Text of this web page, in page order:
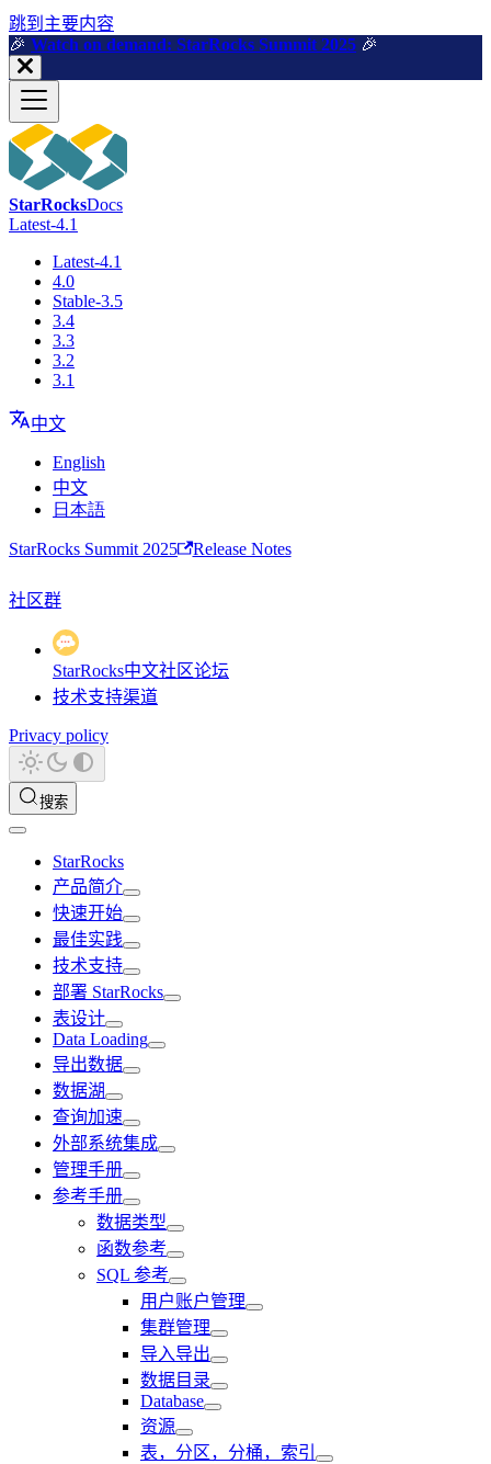
跳到主要内容
🎉️ Watch on demand: StarRocks Summit 2025 🎉️
StarRocksDocs
Latest-4.1
Latest-4.1
4.0
Stable-3.5
3.4
3.3
3.2
3.1
中文
English
中文
日本語
StarRocks Summit 2025 Release Notes
社区群
StarRocks中文社区论坛
技术支持渠道
Privacy policy
搜索
StarRocks
产品简介
快速开始
最佳实践
技术支持
部署 StarRocks
表设计
Data Loading
导出数据
数据湖
查询加速
外部系统集成
管理手册
参考手册
数据类型
函数参考
SQL 参考
用户账户管理
集群管理
导入导出
数据目录
Database
资源
表，分区，分桶，索引